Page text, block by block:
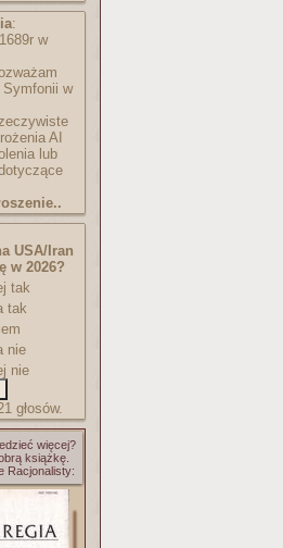
:
w
Symfonii w
AI
lub
USA/Iran
w 2026?
tak
tak
nie
nie
głosów.
więcej?
książkę.
Racjonalisty: